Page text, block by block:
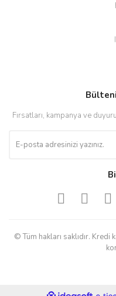
Fırsatları, kampanya ve
© Tüm hakları saklıdır.